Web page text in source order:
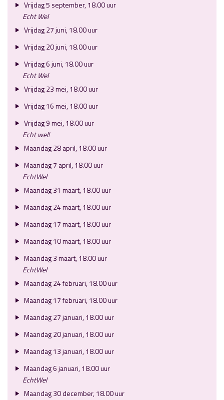
Vrijdag 5 september, 18.00 uur
Echt Wel
Vrijdag 27 juni, 18.00 uur
Vrijdag 20 juni, 18.00 uur
Vrijdag 6 juni, 18.00 uur
Echt Wel
Vrijdag 23 mei, 18.00 uur
Vrijdag 16 mei, 18.00 uur
Vrijdag 9 mei, 18.00 uur
Echt wel!
Maandag 28 april, 18.00 uur
Maandag 7 april, 18.00 uur
EchtWel
Maandag 31 maart, 18.00 uur
Maandag 24 maart, 18.00 uur
Maandag 17 maart, 18.00 uur
Maandag 10 maart, 18.00 uur
Maandag 3 maart, 18.00 uur
EchtWel
Maandag 24 februari, 18.00 uur
Maandag 17 februari, 18.00 uur
Maandag 27 januari, 18.00 uur
Maandag 20 januari, 18.00 uur
Maandag 13 januari, 18.00 uur
Maandag 6 januari, 18.00 uur
EchtWel
Maandag 30 december, 18.00 uur